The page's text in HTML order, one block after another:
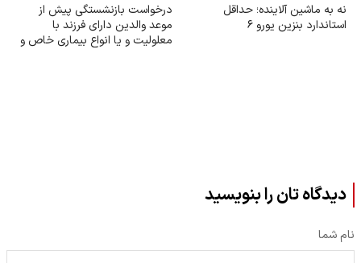
نه به ماشین آلاینده؛ حداقل
استاندارد بنزین یورو ۶
درخواست بازنشستگی پیش از
موعد والدین دارای فرزند با
معلولیت و یا انواع بیماری خاص و
دیدگاه تان را بنویسید
نام شما